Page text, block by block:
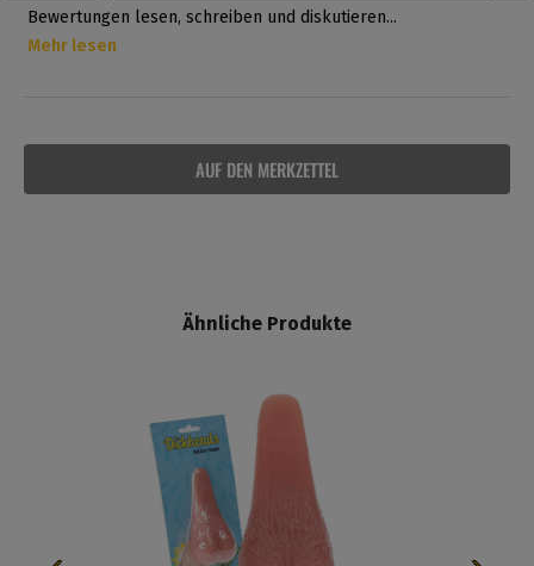
AUF DEN MERKZETTEL
Bewertungen lesen, schreiben und diskutieren...
Mehr lesen
Ähnliche Produkte